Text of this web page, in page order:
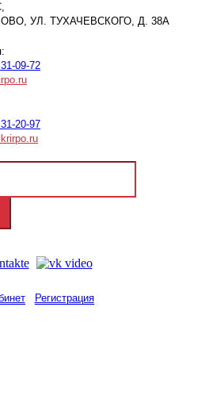
УЛ. ТУХАЧЕВСКОГО, Д. 38А
09-72
20-97
Регистрация